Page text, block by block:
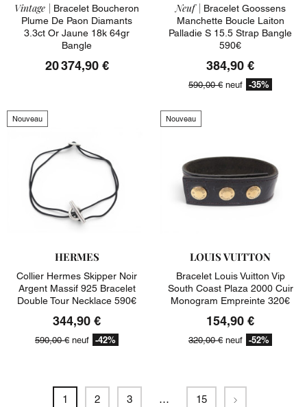
Vintage | Bracelet Boucheron
Plume De Paon Diamants
3.3ct Or Jaune 18k 64gr
Bangle
20 374,90 €
Neuf | Bracelet Goossens
Manchette Boucle Laiton
Palladie S 15.5 Strap Bangle
590€
384,90 €
590,00 € neuf -35%
Nouveau
HERMES
Collier Hermes Skipper Noir
Argent Massif 925 Bracelet
Double Tour Necklace 590€
344,90 €
590,00 € neuf -42%
Nouveau
LOUIS VUITTON
Bracelet Louis Vuitton Vip
South Coast Plaza 2000 Cuir
Monogram Empreinte 320€
154,90 €
320,00 € neuf -52%
1 2 3 … 15 Suivant